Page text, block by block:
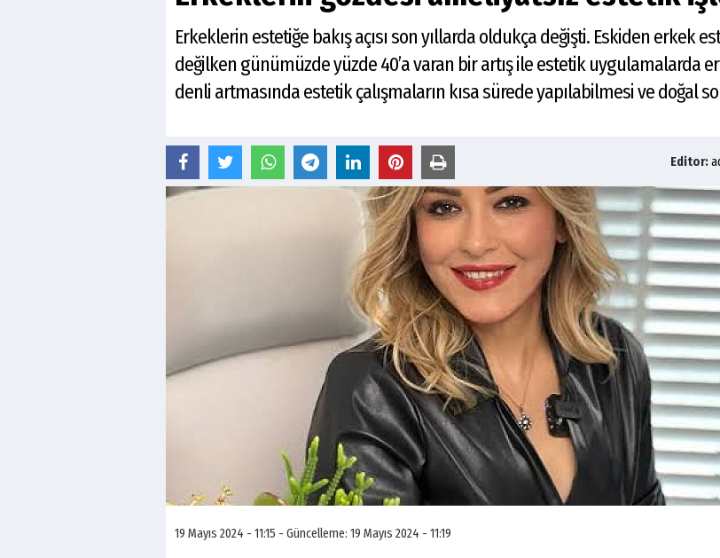
Erkeklerin estetiğe bakış açısı son yıllarda oldukça değişti. Eskiden erkek
değilken günümüzde yüzde 40’a varan bir artış ile estetik uygulamalarda
denli artmasında estetik çalışmaların kısa sürede yapılabilmesi ve doğal
Editor:
19 Mayıs 2024 - 11:15 - Güncelleme: 19 Mayıs 2024 - 11:19